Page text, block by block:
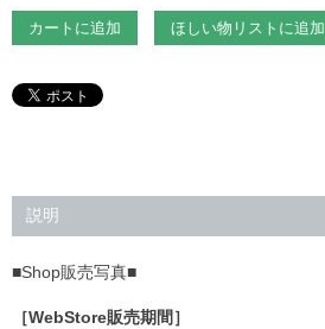
カートに追加 ほしい物リストに追加
説明
■Shop販売写真■
［WebStore販売期間］